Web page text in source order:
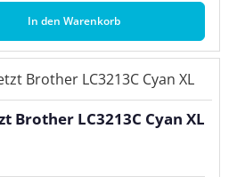
In den Warenkorb
Brother LC3213C Cyan XL